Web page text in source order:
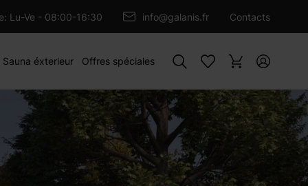
Lu-Ve - 08:00-16:30 info@galanis.fr
Contacts
Rechercher
Sauna éxterieur Offres spéciales